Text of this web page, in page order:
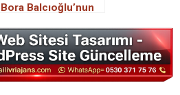
Bora Balcıoğlu’nun